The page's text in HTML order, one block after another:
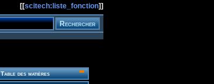
[[scitech:liste_fonction]]
Table des matières